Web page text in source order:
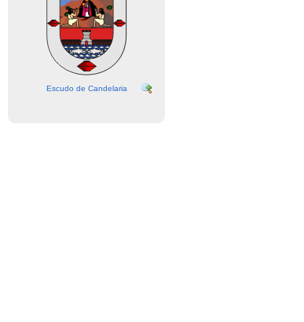
Escudo de Candelaria